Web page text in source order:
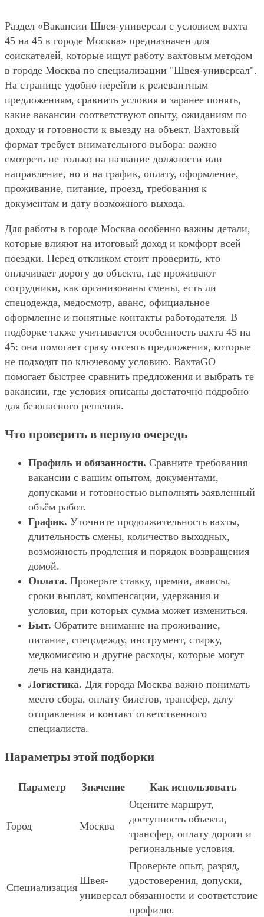
Раздел «Вакансии Швея-универсал с условием вахта
45 на 45 в городе Москва» предназначен для
соискателей, которые ищут работу вахтовым методом
в городе Москва по специализации "Швея-универсал".
На странице удобно перейти к релевантным
предложениям, сравнить условия и заранее понять,
какие вакансии соответствуют опыту, ожиданиям по
доходу и готовности к выезду на объект. Вахтовый
формат требует внимательного выбора: важно
смотреть не только на название должности или
направление, но и на график, оплату, оформление,
проживание, питание, проезд, требования к
документам и дату возможного выхода.
Для работы в городе Москва особенно важны детали,
которые влияют на итоговый доход и комфорт всей
поездки. Перед откликом стоит проверить, кто
оплачивает дорогу до объекта, где проживают
сотрудники, как организованы смены, есть ли
спецодежда, медосмотр, аванс, официальное
оформление и понятные контакты работодателя. В
подборке также учитывается особенность вахта 45 на
45: она помогает сразу отсеять предложения, которые
не подходят по ключевому условию. ВахтаGO
помогает быстрее сравнить предложения и выбрать те
вакансии, где условия описаны достаточно подробно
для безопасного решения.
Что проверить в первую очередь
Профиль и обязанности. Сравните требования
вакансии с вашим опытом, документами,
допусками и готовностью выполнять заявленный
объём работ.
График. Уточните продолжительность вахты,
длительность смены, количество выходных,
возможность продления и порядок возвращения
домой.
Оплата. Проверьте ставку, премии, авансы,
сроки выплат, компенсации, удержания и
условия, при которых сумма может измениться.
Быт. Обратите внимание на проживание,
питание, спецодежду, инструмент, стирку,
медкомиссию и другие расходы, которые могут
лечь на кандидата.
Логистика. Для города Москва важно понимать
место сбора, оплату билетов, трансфер, дату
отправления и контакт ответственного
специалиста.
Параметры этой подборки
Параметр Значение Как использовать
Город Москва
Оцените маршрут,
доступность объекта,
трансфер, оплату дороги и
региональные условия.
Специализация
Швея-
универсал
Проверьте опыт, разряд,
удостоверения, допуски,
обязанности и соответствие
профилю.